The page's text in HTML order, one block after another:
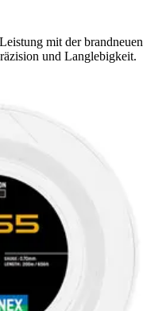
mit der brandneuen
und Langlebigkeit.